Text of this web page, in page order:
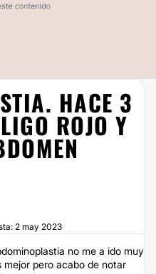
ABDOMINOPLASTIA
HACE 3
ROJO Y
2 may 2023
no me a ido muy
mejor pero acabo de notar